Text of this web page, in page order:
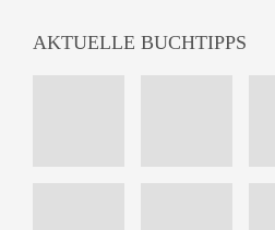
AKTUELLE BUCHTIPPS